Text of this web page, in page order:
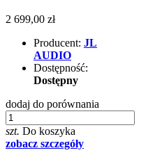
2 699,00 zł
Producent: JL
AUDIO
Dostępność:
Dostępny
dodaj do porównania
szt. Do koszyka
zobacz szczegóły